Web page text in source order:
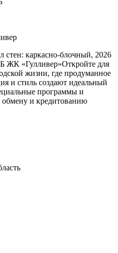
стен: каркасно-блочный, 2026
ЖК «Гулливер»Откройте для
жизни, где продуманное
и стиль создают идеальный
программы и
и кредитованию